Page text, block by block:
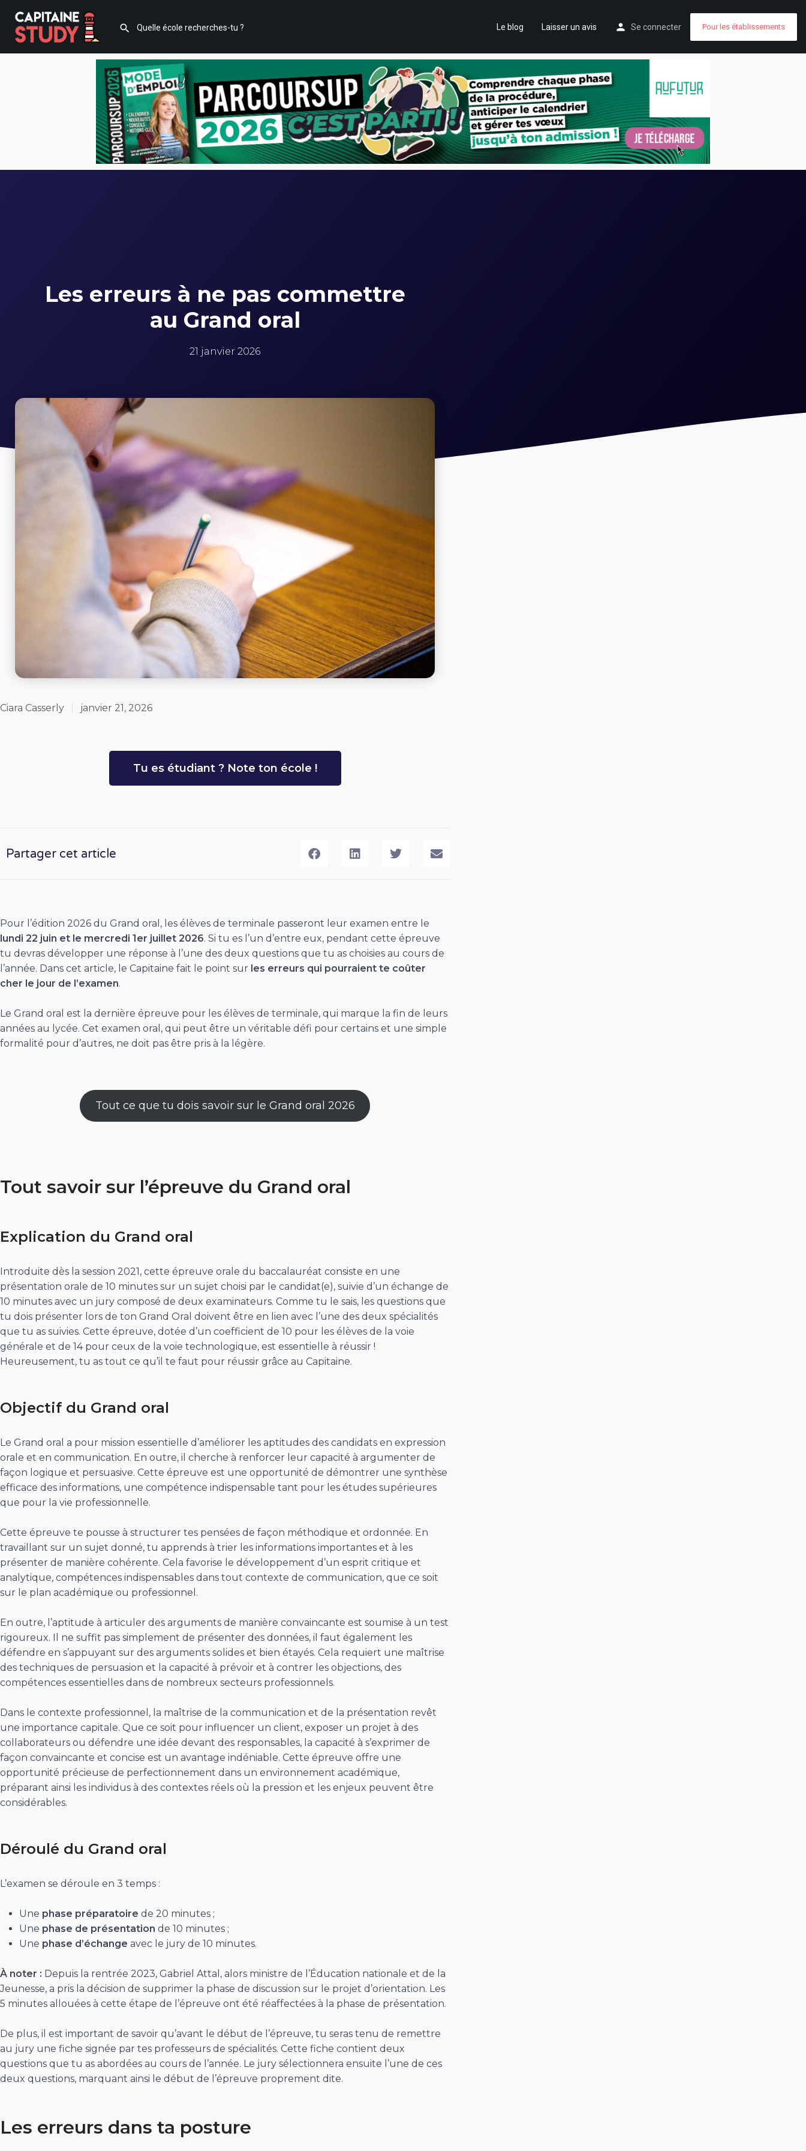
Le blog Laisser un avis Se connecter Pour les établissements
Les erreurs à ne pas commettre
au Grand oral
21 janvier 2026
Ciara Casserly janvier 21, 2026
Tu es étudiant ? Note ton école !
Partager cet article
Pour l’édition 2026 du Grand oral, les élèves de terminale passeront leur examen entre le
lundi 22 juin et le mercredi 1er juillet 2026. Si tu es l’un d’entre eux, pendant cette épreuve
tu devras développer une réponse à l’une des deux questions que tu as choisies au cours de
l’année. Dans cet article, le Capitaine fait le point sur les erreurs qui pourraient te coûter
cher le jour de l’examen.
Le Grand oral est la dernière épreuve pour les élèves de terminale, qui marque la fin de leurs
années au lycée. Cet examen oral, qui peut être un véritable défi pour certains et une simple
formalité pour d’autres, ne doit pas être pris à la légère.
Tout ce que tu dois savoir sur le Grand oral 2026
Tout savoir sur l’épreuve du Grand oral
Explication du Grand oral
Introduite dès la session 2021, cette épreuve orale du baccalauréat consiste en une
présentation orale de 10 minutes sur un sujet choisi par le candidat(e), suivie d’un échange de
10 minutes avec un jury composé de deux examinateurs. Comme tu le sais, les questions que
tu dois présenter lors de ton Grand Oral doivent être en lien avec l’une des deux spécialités
que tu as suivies. Cette épreuve, dotée d’un coefficient de 10 pour les élèves de la voie
générale et de 14 pour ceux de la voie technologique, est essentielle à réussir !
Heureusement, tu as tout ce qu’il te faut pour réussir grâce au Capitaine.
Objectif du Grand oral
Le Grand oral a pour mission essentielle d’améliorer les aptitudes des candidats en expression
orale et en communication. En outre, il cherche à renforcer leur capacité à argumenter de
façon logique et persuasive. Cette épreuve est une opportunité de démontrer une synthèse
efficace des informations, une compétence indispensable tant pour les études supérieures
que pour la vie professionnelle.
Cette épreuve te pousse à structurer tes pensées de façon méthodique et ordonnée. En
travaillant sur un sujet donné, tu apprends à trier les informations importantes et à les
présenter de manière cohérente. Cela favorise le développement d’un esprit critique et
analytique, compétences indispensables dans tout contexte de communication, que ce soit
sur le plan académique ou professionnel.
En outre, l’aptitude à articuler des arguments de manière convaincante est soumise à un test
rigoureux. Il ne suffit pas simplement de présenter des données, il faut également les
défendre en s’appuyant sur des arguments solides et bien étayés. Cela requiert une maîtrise
des techniques de persuasion et la capacité à prévoir et à contrer les objections, des
compétences essentielles dans de nombreux secteurs professionnels.
Dans le contexte professionnel, la maîtrise de la communication et de la présentation revêt
une importance capitale. Que ce soit pour influencer un client, exposer un projet à des
collaborateurs ou défendre une idée devant des responsables, la capacité à s’exprimer de
façon convaincante et concise est un avantage indéniable. Cette épreuve offre une
opportunité précieuse de perfectionnement dans un environnement académique,
préparant ainsi les individus à des contextes réels où la pression et les enjeux peuvent être
considérables.
Déroulé du Grand oral
L’examen se déroule en 3 temps :
Une phase préparatoire de 20 minutes ;
Une phase de présentation de 10 minutes ;
Une phase d’échange avec le jury de 10 minutes.
À noter : Depuis la rentrée 2023, Gabriel Attal, alors ministre de l’Éducation nationale et de la
Jeunesse, a pris la décision de supprimer la phase de discussion sur le projet d’orientation. Les
5 minutes allouées à cette étape de l’épreuve ont été réaffectées à la phase de présentation.
De plus, il est important de savoir qu’avant le début de l’épreuve, tu seras tenu de remettre
au jury une fiche signée par tes professeurs de spécialités. Cette fiche contient deux
questions que tu as abordées au cours de l’année. Le jury sélectionnera ensuite l’une de ces
deux questions, marquant ainsi le début de l’épreuve proprement dite.
Les erreurs dans ta posture